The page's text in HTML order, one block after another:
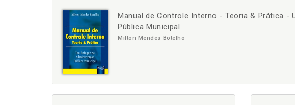
Manual de Controle Interno - Teoria & Prática -
Pública Municipal
Milton Mendes Botelho